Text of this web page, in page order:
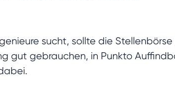
sucht, sollte die Stellenbörse
gut gebrauchen, in Punkto